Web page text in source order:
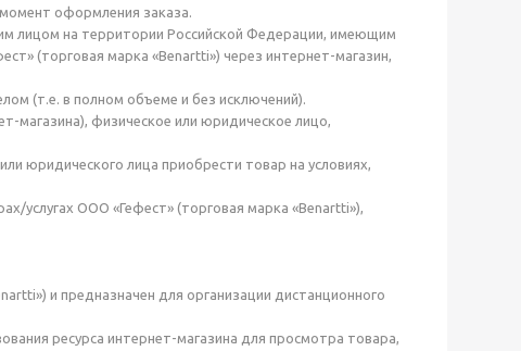
оформления заказа.
лицом на территории Российской Федерации, имеющим
(торговая марка «Benartti») через интернет-магазин,
(т.е. в полном объеме и без исключений).
магазина), физическое или юридическое лицо,
юридического лица приобрести товар на условиях,
услугах ООО «Гефест» (торговая марка «Benartti»),
и предназначен для организации дистанционного
ресурса интернет-магазина для просмотра товара,